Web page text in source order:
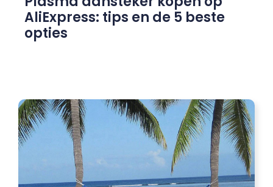
AliExpress: tips en de 5 beste
opties